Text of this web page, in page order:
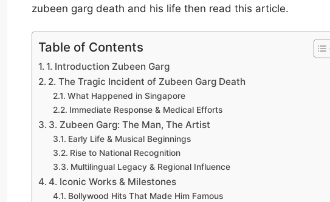
zubeen garg death and his life then read this article.
Table of Contents
1. Introduction Zubeen Garg
2. The Tragic Incident of Zubeen Garg Death
What Happened in Singapore
Immediate Response & Medical Efforts
3. Zubeen Garg: The Man, The Artist
Early Life & Musical Beginnings
Rise to National Recognition
Multilingual Legacy & Regional Influence
4. Iconic Works & Milestones
Bollywood Hits That Made Him Famous